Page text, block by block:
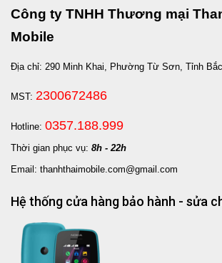
Công ty TNHH Thương mại
Mobile
Địa chỉ: 290 Minh Khai, Phường Từ Sơn, Tỉnh
MST: 2300672486
Hotline: 0357.188.999
Thời gian phục vụ: 8h - 22h
Email: thanhthaimobile.com@gmail.com
Hệ thống cửa hàng bảo hành - sửa